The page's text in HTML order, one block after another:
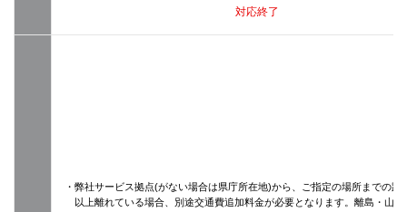
対応終了
・弊社サービス拠点(がない場合は県庁所在地)から、ご指定の場所までの距
以上離れている場合、別途交通費追加料金が必要となります。離島・山間